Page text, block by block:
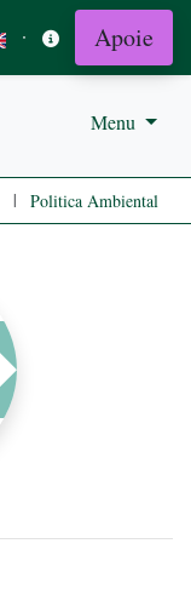
· Apoie
Menu
| Politica Ambiental